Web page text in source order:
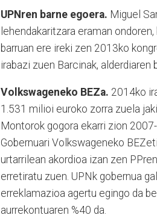
UPNren barne egoera. Miguel
lehendakaritzara eraman
barruan ere ireki zen 2013ko
irabazi zuen Barcinak, alderdiaren
Volkswageneko BEZa. 2014ko
1.531 milioi euroko zorra zuela
Montorok gogora ekarri zion
Gobernuari Volkswageneko
urtarrilean akordioa izan zen
erretiratu zuen. UPNk gobernua
erreklamazioa agertu egingo da
aurrekontuaren %40 da.